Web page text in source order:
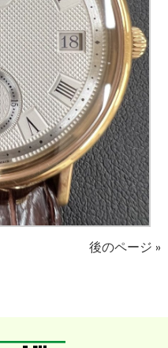
後のページ »